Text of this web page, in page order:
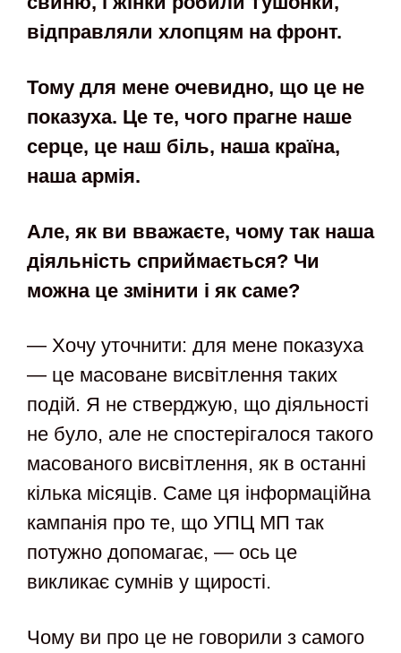
відправляли хлопцям на фронт.
Тому для мене очевидно, що це не
показуха. Це те, чого прагне наше
серце, це наш біль, наша країна,
наша армія.
Але, як ви вважаєте, чому так наша
діяльність сприймається? Чи
можна це змінити і як саме?
— Хочу уточнити: для мене показуха
— це масоване висвітлення таких
подій. Я не стверджую, що діяльності
не було, але не спостерігалося такого
масованого висвітлення, як в останні
кілька місяців. Саме ця інформаційна
кампанія про те, що УПЦ МП так
потужно допомагає, — ось це
викликає сумнів у щирості.
Чому ви про це не говорили з самого